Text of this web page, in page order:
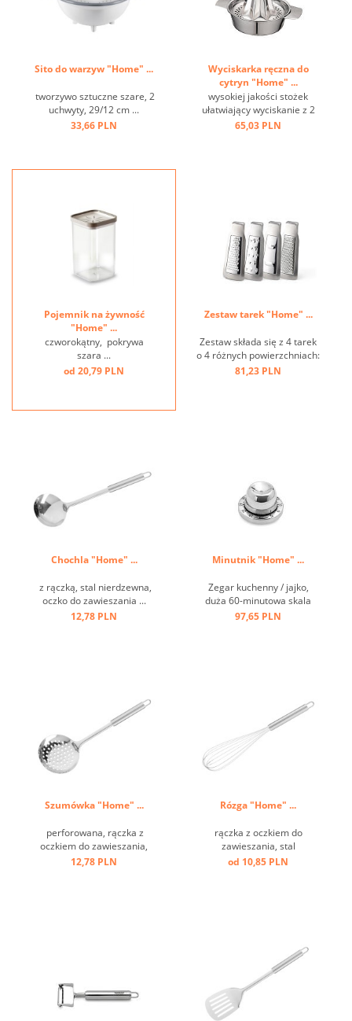
Sito do warzyw "Home" ...
tworzywo sztuczne szare, 2
uchwyty, 29/12 cm ...
33,66 PLN
Wyciskarka ręczna do
cytryn "Home" ...
wysokiej jakości stożek
ułatwiający wyciskanie z 2
wylewkami i szerokimi
65,03 PLN
Pojemnik na żywność
"Home" ...
czworokątny, pokrywa
szara ...
od 20,79 PLN
Zestaw tarek "Home" ...
Zestaw składa się z 4 tarek
o 4 różnych powierzchniach:
grubej, średniej, koronowej i
81,23 PLN
Chochla "Home" ...
z rączką, stal nierdzewna,
oczko do zawieszania ...
12,78 PLN
Minutnik "Home" ...
Zegar kuchenny / jajko,
duża 60-minutowa skala
czasowa, wielofunkcyjna
97,65 PLN
Szumówka "Home" ...
perforowana, rączka z
oczkiem do zawieszania,
stal nierdzewna ...
12,78 PLN
Rózga "Home" ...
rączka z oczkiem do
zawieszania, stal
nierdzewna ...
od 10,85 PLN